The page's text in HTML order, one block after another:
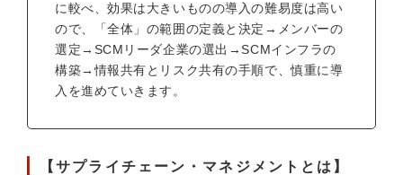
に較べ、効果は大きいものの導入の難易度は高い
ので、「全体」の範囲の定義と決定→メンバーの
選定→SCMリーダ企業の選出→SCMインフラの
構築→情報共有とリスク共有の手順で、慎重に導
入を進めていきます。
【サプライチェーン・マネジメントとは】